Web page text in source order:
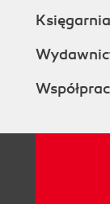
Księgarnia